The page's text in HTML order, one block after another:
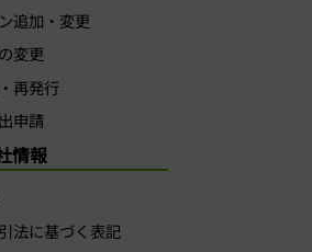
追加・変更
変更
再発行
申請
情報
法に基づく表記